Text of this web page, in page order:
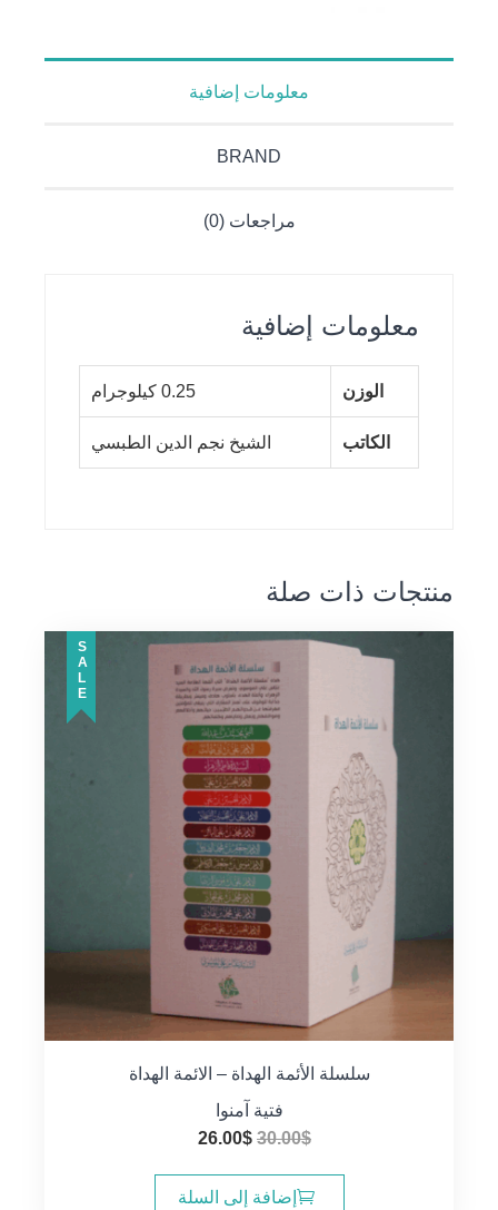
معلومات إضافية
BRAND
مراجعات (0)
معلومات إضافية
الوزن 0.25 كيلوجرام
الكاتب الشيخ نجم الدين الطبسي
منتجات ذات صلة
SALE
سلسلة الأئمة الهداة – الائمة الهداة
فتية آمنوا
30.00$
السعر
هو:
26.00$
هو:إضافة إلى السلة